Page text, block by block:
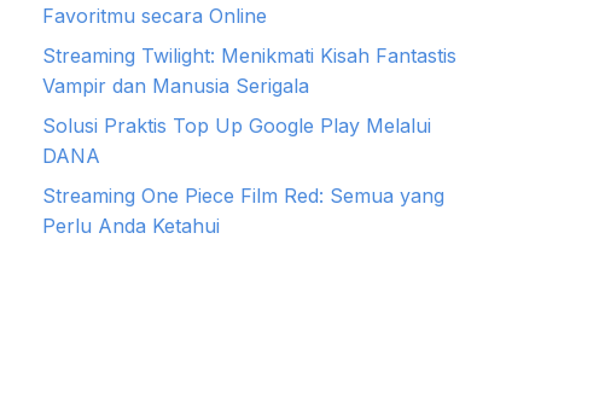
Favoritmu secara Online
Streaming Twilight: Menikmati Kisah Fantastis
Vampir dan Manusia Serigala
Solusi Praktis Top Up Google Play Melalui
DANA
Streaming One Piece Film Red: Semua yang
Perlu Anda Ketahui